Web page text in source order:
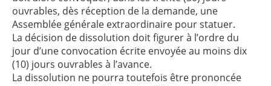
ouvrables, dès réception de la demande, une
Assemblée générale extraordinaire pour statuer.
La décision de dissolution doit figurer à l’ordre du
jour d’une convocation écrite envoyée au moins dix
(10) jours ouvrables à l’avance.
La dissolution ne pourra toutefois être prononcée